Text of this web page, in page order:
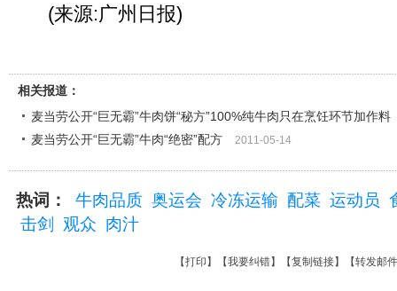
(来源:广州日报)
相关报道：
麦当劳公开“巨无霸”牛肉饼“秘方”100%纯牛肉只在烹饪环节加作料
麦当劳公开“巨无霸”牛肉“绝密”配方
2011-05-14
热词： 牛肉品质 奥运会 冷冻运输 配菜 运动员
击剑
观众 肉汁
【打印 】【我要纠错】【复制链接】【转发邮件